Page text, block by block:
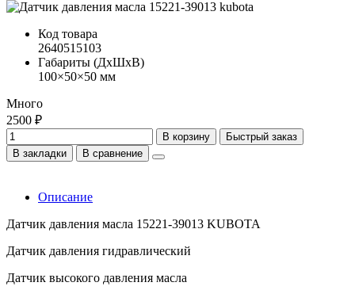
Код товара
2640515103
Габариты (ДхШхВ)
100×50×50 мм
Много
2500 ₽
В корзину
Быстрый заказ
В закладки
В сравнение
Описание
Датчик давления масла 15221-39013 KUBOTA
Датчик давления гидравлический
Датчик высокого давления масла